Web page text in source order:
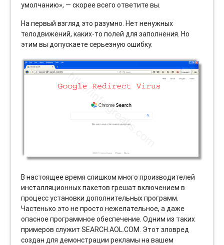
умолчанию», — скорее всего ответите вы.
На первый взгляд это разумно. Нет ненужных
телодвижений, каких-то полей для заполнения. Но
этим вы допускаете серьезную ошибку.
В настоящее время слишком много производителей
инсталляционных пакетов грешат включением в
процесс установки дополнительных программ.
Частенько это не просто нежелательное, а даже
опасное программное обеспечение. Одним из таких
примеров служит SEARCH.AOL.COM. Этот зловред
создан для демонстрации рекламы на вашем